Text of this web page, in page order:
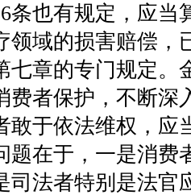
条也有规定，应当
领域的损害赔偿，
七章的专门规定。
费者保护，不断深
敢于依法维权，应
题在于，一是消费
司法者特别是法官